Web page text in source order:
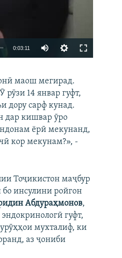
0:03:11
маош мегирад.
14 январ гуфт,
дору сарф кунад.
дар кишвар ӯро
ёрӣ мекунанд,
кор мекунам?», -
Тоҷикистон маҷбур
инсулини ройгон
Абдураҳмонов,
гуфт,
мухталиф, ки
аз ҷониби